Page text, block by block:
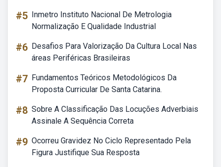
#5 Inmetro Instituto Nacional De Metrologia
Normalização E Qualidade Industrial
#6 Desafios Para Valorização Da Cultura Local Nas
áreas Periféricas Brasileiras
#7 Fundamentos Teóricos Metodológicos Da
Proposta Curricular De Santa Catarina.
#8 Sobre A Classificação Das Locuções Adverbiais
Assinale A Sequência Correta
#9 Ocorreu Gravidez No Ciclo Representado Pela
Figura Justifique Sua Resposta